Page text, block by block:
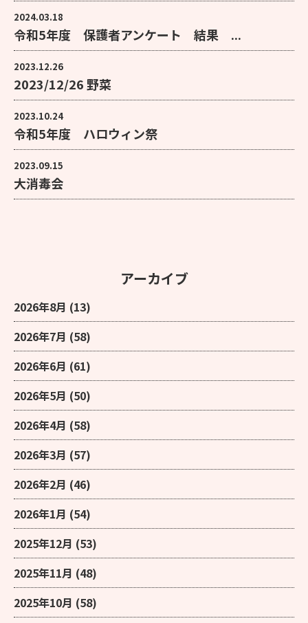
2024.03.18
令和5年度 保護者アンケート 結果 ...
2023.12.26
2023/12/26 野菜
2023.10.24
令和5年度 ハロウィン祭
2023.09.15
大消毒会
アーカイブ
2026年8月 (13)
2026年7月 (58)
2026年6月 (61)
2026年5月 (50)
2026年4月 (58)
2026年3月 (57)
2026年2月 (46)
2026年1月 (54)
2025年12月 (53)
2025年11月 (48)
2025年10月 (58)